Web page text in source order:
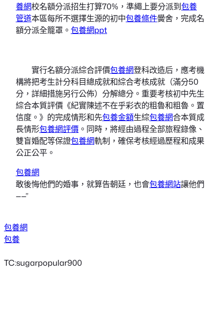
養網校名額分派招生打算70%，準繩上要分派到包養
管道本區每所不選擇生源的初中包養條件黌舍，完成名
額分派全籠罩。 包養網ppt
實行名額分派綜合評價包養網登科改造后，應考機
構將把考生計分科目總成就和綜合考核成就（滿分50
分，詳細措施另行公佈）分解總分。重要考核初中先生
綜合本質評價《紀實陳述不在乎彩衣的粗魯和粗魯。置
信度。》的完成情形和先包養金額生綜包養網合本質成
長情形包養網評價 。同時，將經由過程全部旅程錄像、
雙盲婚配等保證包養網軌制，確保考核經過歷程和成果
公正公平。
包養網
敢後悔他們的婚事，就算告朝廷，也會包養網站讓他們
——”
包養網
包養
TC:sugarpopular900